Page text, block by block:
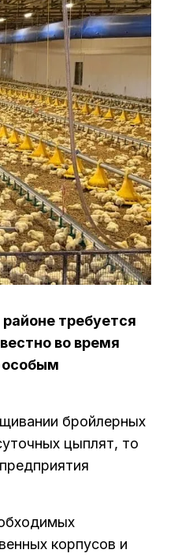
требуется
во время
особым
бройлерных
цыплят, то
корпусов и